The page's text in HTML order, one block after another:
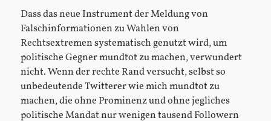
Dass das neue Instrument der Meldung von
Falschinformationen zu Wahlen von
Rechtsextremen systematisch genutzt wird, um
politische Gegner mundtot zu machen, verwundert
nicht. Wenn der rechte Rand versucht, selbst so
unbedeutende Twitterer wie mich mundtot zu
machen, die ohne Prominenz und ohne jegliches
politische Mandat nur wenigen tausend Followern